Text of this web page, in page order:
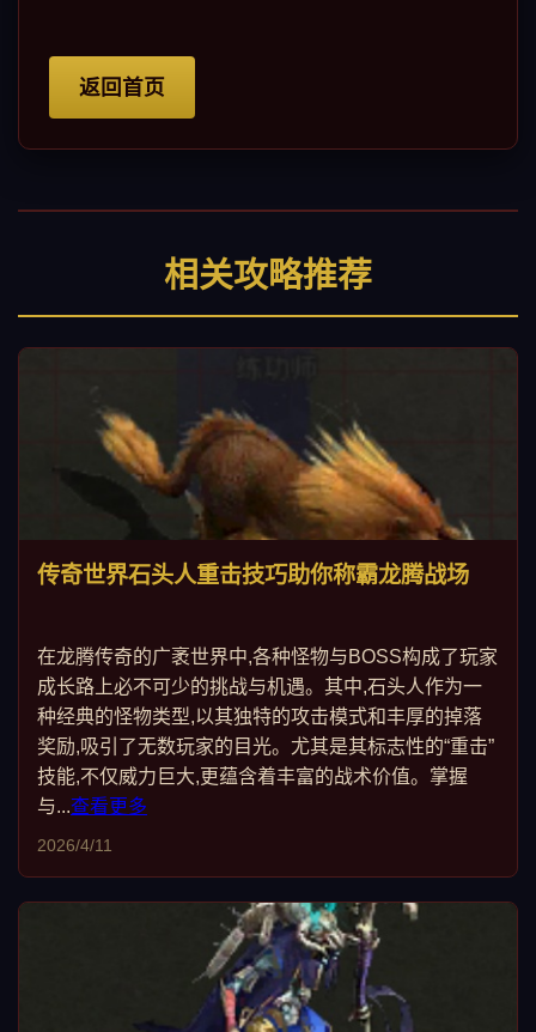
返回首页
相关攻略推荐
传奇世界石头人重击技巧助你称霸龙腾战场
在龙腾传奇的广袤世界中,各种怪物与BOSS构成了玩家
成长路上必不可少的挑战与机遇。其中,石头人作为一
种经典的怪物类型,以其独特的攻击模式和丰厚的掉落
奖励,吸引了无数玩家的目光。尤其是其标志性的“重击”
技能,不仅威力巨大,更蕴含着丰富的战术价值。掌握
与...查看更多
2026/4/11